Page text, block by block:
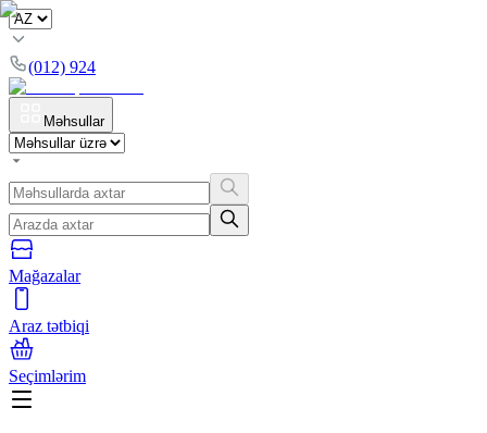
(012) 924
Məhsullar
Mağazalar
Araz tətbiqi
Seçimlərim